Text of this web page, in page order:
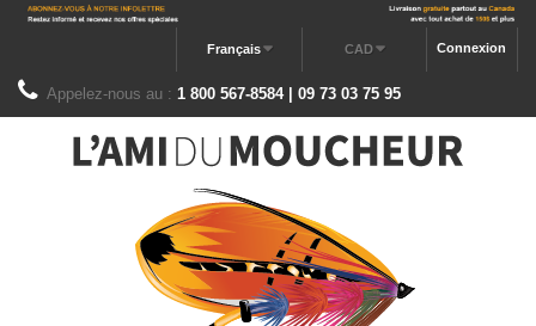
Connexion
CAD
Français
Appelez-nous au : 1 800 567-8584 | 09 73 03 75 95